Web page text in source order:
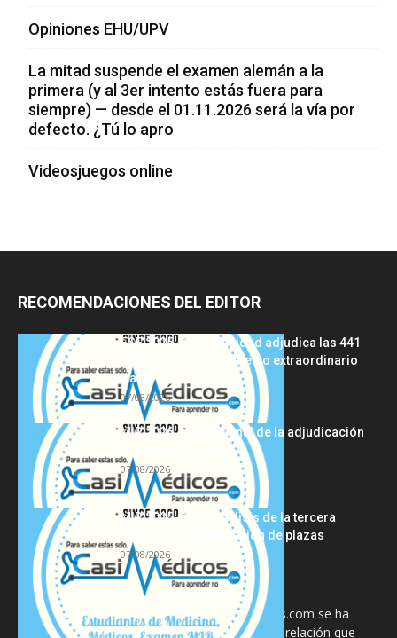
Opiniones EHU/UPV
La mitad suspende el examen alemán a la
primera (y al 3er intento estás fuera para
siempre) — desde el 01.11.2026 será la vía por
defecto. ¿Tú lo apro
Videosjuegos online
RECOMENDACIONES DEL EDITOR
FSE 2025-2026: Sanidad adjudica las 441
plazas del procedimiento extraordinario
tras...
07/08/2026
MIR 2026: análisis final de la adjudicación
de plazas y claves...
07/08/2026
MIR 2025-2026: análisis de la tercera
semana de adjudicación de plazas
07/08/2026
La información proporcionada en CasiMedicos.com se ha
diseñado para complementar, no substituir, la relación que